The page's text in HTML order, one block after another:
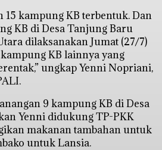
kampung KB terbentuk. Dan
KB di Desa Tanjung Baru
dilaksanakan Jumat (27/7)
KB lainnya yang
ungkap Yenni Nopriani,
9 kampung KB di Desa
Yenni didukung TP-PKK
makanan tambahan untuk
untuk Lansia.